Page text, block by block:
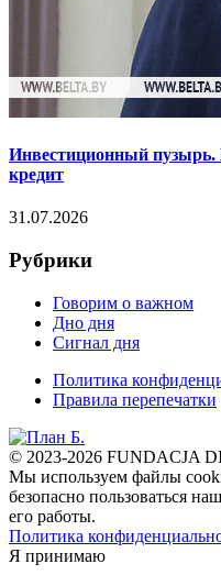
Инвестиционный пузырь.
кредит
31.07.2026
Рубрики
Говорим о важном
Дно дня
Сигнал дня
Политика
Правила перепечатки
© 2023-2026 FUNDACJA
Мы используем файлы
безопасно пользоваться
его работы.
Политика
Я принимаю